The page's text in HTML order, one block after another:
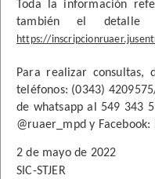
Toda la información
https://
Para realizar
teléfonos: (0343)
de whatsapp al 549 343
@ruaer_mpd y Facebook:
2 de mayo de 2022
SIC-STJER